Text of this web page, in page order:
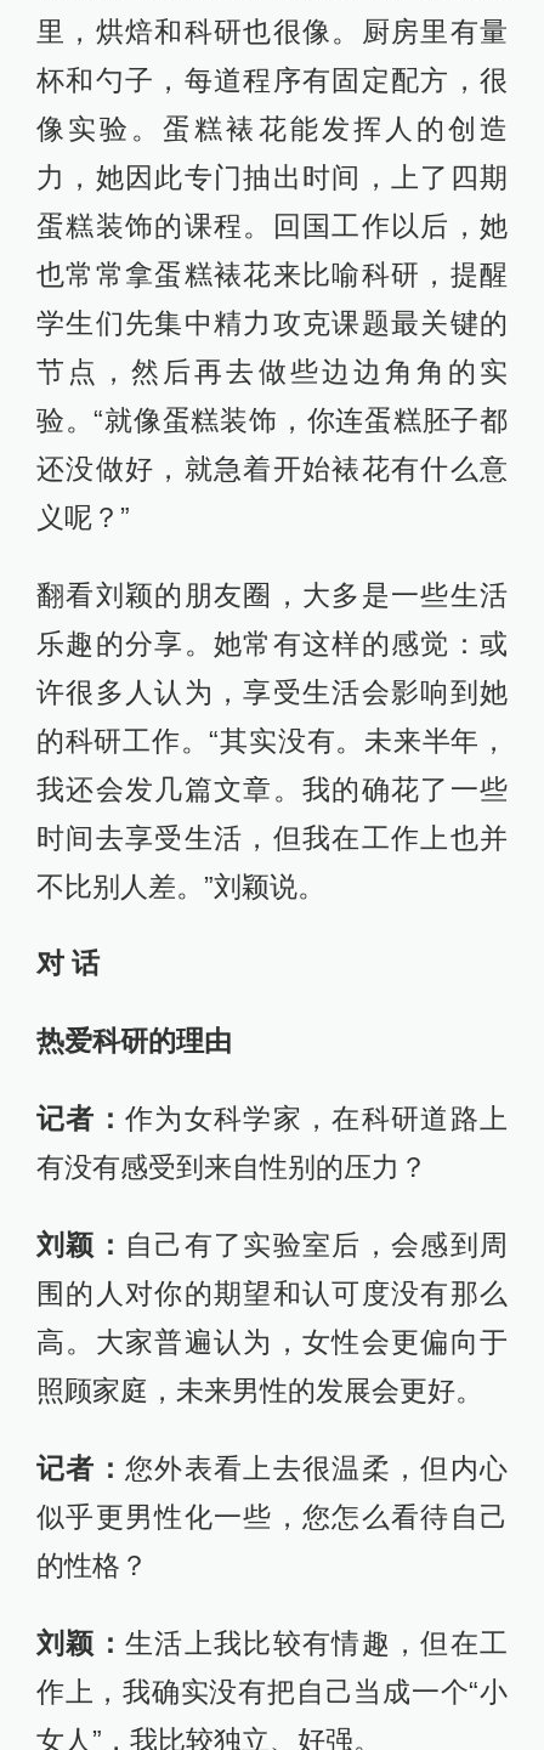
里，烘焙和科研也很像。厨房里有量
杯和勺子，每道程序有固定配方，很
像实验。蛋糕裱花能发挥人的创造
力，她因此专门抽出时间，上了四期
蛋糕装饰的课程。回国工作以后，她
也常常拿蛋糕裱花来比喻科研，提醒
学生们先集中精力攻克课题最关键的
节点，然后再去做些边边角角的实
验。“就像蛋糕装饰，你连蛋糕胚子都
还没做好，就急着开始裱花有什么意
义呢？”
翻看刘颖的朋友圈，大多是一些生活
乐趣的分享。她常有这样的感觉：或
许很多人认为，享受生活会影响到她
的科研工作。“其实没有。未来半年，
我还会发几篇文章。我的确花了一些
时间去享受生活，但我在工作上也并
不比别人差。”刘颖说。
对 话
热爱科研的理由
记者： 作为女科学家，在科研道路上
有没有感受到来自性别的压力？
刘颖： 自己有了实验室后，会感到周
围的人对你的期望和认可度没有那么
高。大家普遍认为，女性会更偏向于
照顾家庭，未来男性的发展会更好。
记者： 您外表看上去很温柔，但内心
似乎更男性化一些，您怎么看待自己
的性格？
刘颖： 生活上我比较有情趣，但在工
作上，我确实没有把自己当成一个“小
女人”，我比较独立、好强。